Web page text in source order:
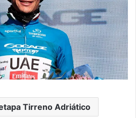
Tirreno Adriático